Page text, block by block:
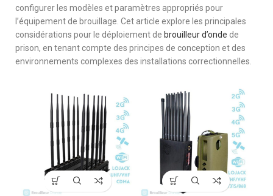
configurer les modèles et paramètres appropriés pour
l’équipement de brouillage. Cet article explore les principales
considérations pour le déploiement de brouilleur d’onde de
prison, en tenant compte des principes de conception et des
environnements complexes des installations correctionnelles.